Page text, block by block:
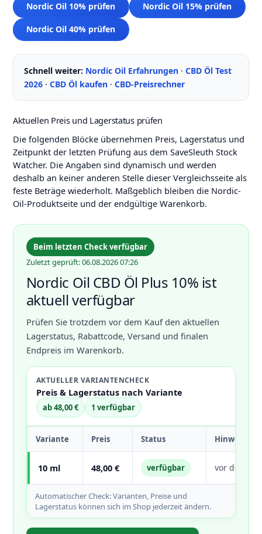
Nordic Oil 10% prüfen Nordic Oil 15% prüfen
Nordic Oil 40% prüfen
Schnell weiter: Nordic Oil Erfahrungen· CBD Öl Test
2026· CBD Öl kaufen· CBD-Preisrechner
Aktuellen Preis und Lagerstatus prüfen
Die folgenden Blöcke übernehmen Preis, Lagerstatus und
Zeitpunkt der letzten Prüfung aus dem SaveSleuth Stock
Watcher. Die Angaben sind dynamisch und werden
deshalb an keiner anderen Stelle dieser Vergleichsseite als
feste Beträge wiederholt. Maßgeblich bleiben die Nordic-
Oil-Produktseite und der endgültige Warenkorb.
Beim letzten Check verfügbar
Zuletzt geprüft: 06.08.2026 07:26
Nordic Oil CBD Öl Plus 10% ist
aktuell verfügbar
Prüfen Sie trotzdem vor dem Kauf den aktuellen
Lagerstatus, Rabattcode, Versand und finalen
Endpreis im Warenkorb.
AKTUELLER VARIANTENCHECK
Preis & Lagerstatus nach Variante
ab 48,00 € 1 verfügbar
Variante Preis Status Hinweis
10 ml 48,00 € verfügbar vor dem
Automatischer Check: Varianten, Preise und
Lagerstatus können sich im Shop jederzeit ändern.